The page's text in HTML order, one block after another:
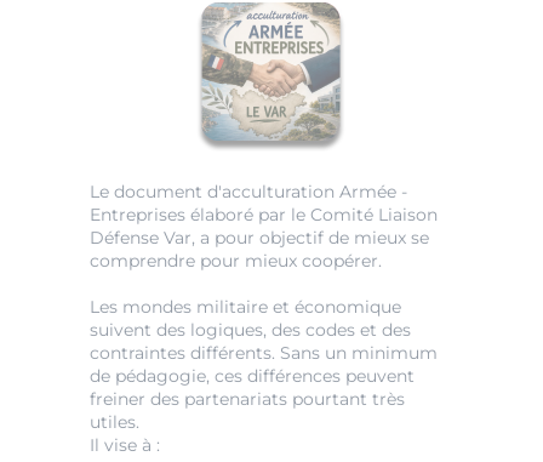
Le document d'acculturation Armée -
Entreprises élaboré par le Comité Liaison
Défense Var, a pour objectif de mieux se
comprendre pour mieux coopérer.
Les mondes militaire et économique
suivent des logiques, des codes et des
contraintes différents. Sans un minimum
de pédagogie, ces différences peuvent
freiner des partenariats pourtant très
utiles.
Il vise à :